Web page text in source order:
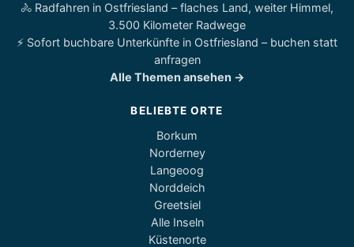
🚴 Radfahren in Ostfriesland – flaches Land, weiter Himmel,
3.500 Kilometer Radwege
⚡ Sofort buchbare Unterkünfte in Ostfriesland – buchen statt
anfragen
Alle Themen ansehen →
BELIEBTE ORTE
Borkum
Norderney
Langeoog
Norddeich
Greetsiel
Alle Inseln
Küstenorte